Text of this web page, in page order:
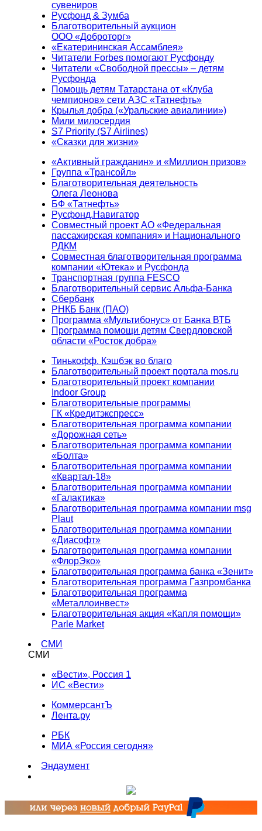
сувениров
Русфонд & Зумба
Благотворительный аукцион
ООО «Доброторг»
«Екатерининская Ассамблея»
Читатели Forbes помогают Русфонду
Читатели «Свободной прессы» – детям
Русфонда
Помощь детям Татарстана от «Клуба
чемпионов» сети АЗС «Татнефть»
Крылья добра («Уральские авиалинии»)
Мили милосердия
S7 Priority (S7 Airlines)
«Сказки для жизни»
«Активный гражданин» и «Миллион призов»
Группа «Трансойл»
Благотворительная деятельность
Олега Леонова
БФ «Татнефть»
Русфонд.Навигатор
Совместный проект АО «Федеральная
пассажирская компания» и Национального
РДКМ
Совместная благотворительная программа
компании «Ютека» и Русфонда
Транспортная группа FESCO
Благотворительный сервис Альфа-Банка
Сбербанк
РНКБ Банк (ПАО)
Программа «Мультибонус» от Банка ВТБ
Программа помощи детям Свердловской
области «Росток добра»
Тинькофф. Кэшбэк во благо
Благотворительный проект портала mos.ru
Благотворительный проект компании
Indoor Group
Благотворительные программы
ГК «Кредитэкспресс»
Благотворительная программа компании
«Дорожная сеть»
Благотворительная программа компании
«Болта»
Благотворительная программа компании
«Квартал-18»
Благотворительная программа компании
«Галактика»
Благотворительная программа компании msg
Plaut
Благотворительная программа компании
«Диасофт»
Благотворительная программа компании
«ФлорЭко»
Благотворительная программа банка «Зенит»
Благотворительная программа Газпромбанка
Благотворительная программа
«Металлоинвест»
Благотворительная акция «Капля помощи»
Parle Market
СМИ
СМИ
«Вести», Россия 1
ИС «Вести»
КоммерсантЪ
Лента.ру
РБК
МИА «Россия сегодня»
Эндаумент